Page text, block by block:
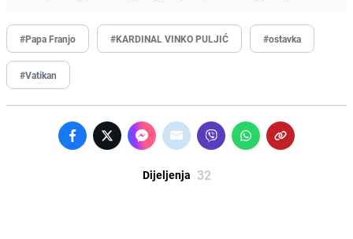
#Papa Franjo #KARDINAL VINKO PULJIĆ #ostavka
#Vatikan
Dijeljenja 32